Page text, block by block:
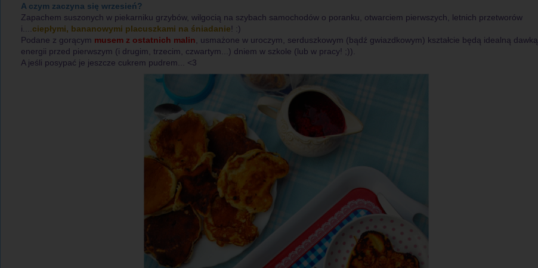
A czym zaczyna się wrzesień?
Zapachem suszonych w piekarniku grzybów, wilgocią na szybach samochodów o poranku, otwarciem pierwszych, letnich przetworów
i.... ciepłymi, bananowymi placuszkami na śniadanie! :)
Podane z gorącym musem z ostatnich malin , usmażone w uroczym, serduszkowym (bądź gwiazdkowym) kształcie będą idealną dawką
energii przed pierwszym (i drugim, trzecim, czwartym...) dniem w szkole (lub w pracy! ;)).
A jeśli posypać je jeszcze cukrem pudrem... <3